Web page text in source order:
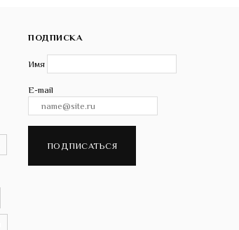
ПОДПИСКА
Имя
E-mail
ПОДПИСАТЬСЯ